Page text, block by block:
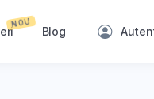
NOU
Blog